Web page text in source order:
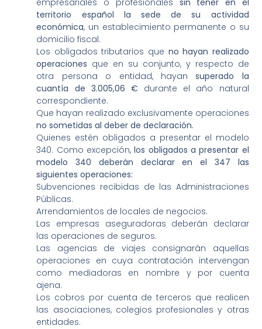
empresariales o profesionales sin tener en el
territorio español la sede de su actividad
económica, un establecimiento permanente o su
domicilio fiscal.
Los obligados tributarios que no hayan realizado
operaciones que en su conjunto, y respecto de
otra persona o entidad, hayansuperado la
cuantía de 3.005,06 € durante el año natural
correspondiente.
Que hayan realizado exclusivamente operaciones
no sometidas al deber de declaración.
Quienes estén obligados a presentar el modelo
340. Como excepción,los obligados a presentar el
modelo 340 deberán declarar en el 347 las
siguientes operaciones:
Subvenciones recibidas de las Administraciones
Públicas.
Arrendamientos de locales de negocios.
Las empresas aseguradoras deberán declarar
las operaciones de seguros.
Las agencias de viajes consignarán aquellas
operaciones en cuya contratación intervengan
como mediadoras en nombre y por cuenta
ajena.
Los cobros por cuenta de terceros que realicen
las asociaciones, colegios profesionales y otras
entidades.